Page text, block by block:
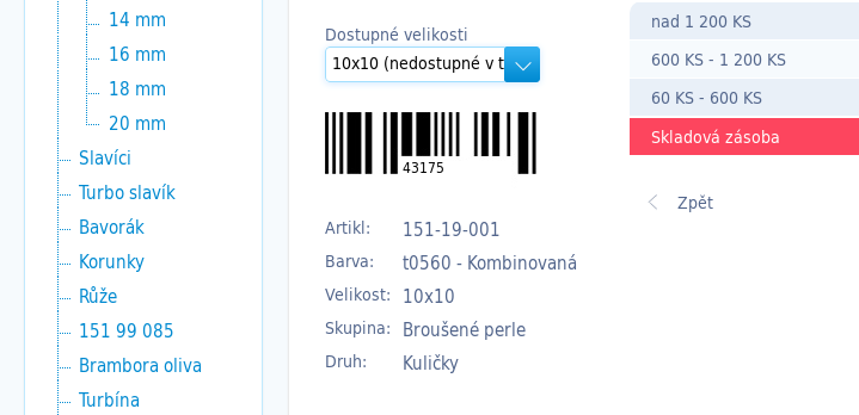
14 mm
16 mm
18 mm
20 mm
Slavíci
Turbo slavík
Bavorák
Korunky
Růže
151 99 085
Brambora oliva
Turbína
Dostupné velikosti
43175
Artikl: 151-19-001
Barva: t0560 - Kombinovaná
Velikost: 10x10
Skupina: Broušené perle
Druh: Kuličky
nad 1 200 KS
600 KS- 1 200 KS
60 KS- 600 KS
Skladová zásoba